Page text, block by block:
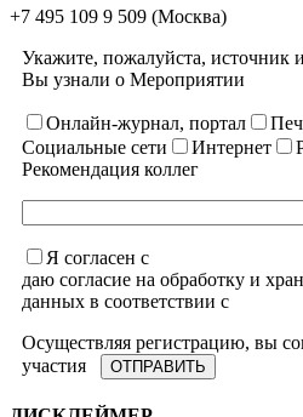
+7 495 109 9 509 (Москва)
Укажите, пожалуйста, источник
Вы узнали о Мероприятии
Онлайн-журнал, портал
Социальные сети
Интернет
Рекомендация коллег
Я согласен с
даю согласие на обработку и
данных в соответствии с
Осуществляя регистрацию, вы
участия